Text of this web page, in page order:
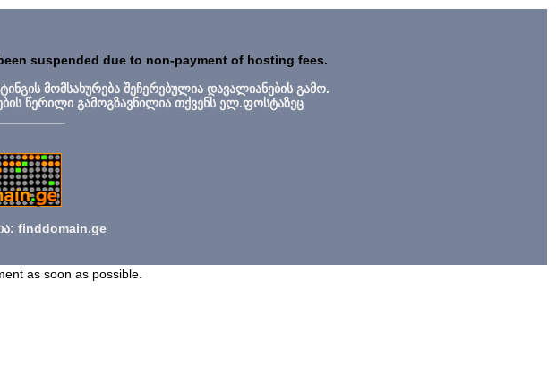
suspended due to non-payment of hosting fees.
მომსახურება შეჩერებულია დავალიანების გამო.
წერილი გამოგზავნილია თქვენს ელ.ფოსტაზეც
finddomain.ge
as soon as possible.